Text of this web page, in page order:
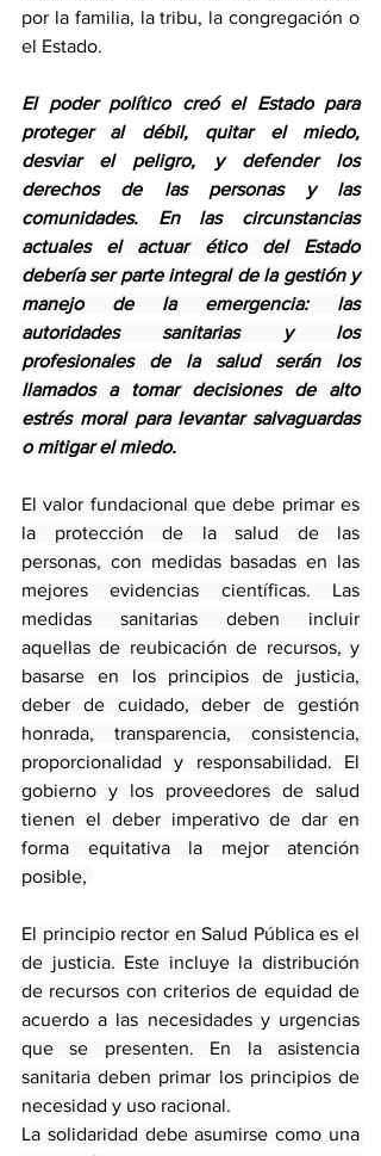
por la familia, la tribu, la congregación o
el Estado.
El poder político creó el Estado para
proteger al débil, quitar el miedo,
desviar el peligro, y defender los
derechos de las personas y las
comunidades. En las circunstancias
actuales el actuar ético del Estado
debería ser parte integral de la gestión y
manejo de la emergencia: las
autoridades sanitarias y los
profesionales de la salud serán los
llamados a tomar decisiones de alto
estrés moral para levantar salvaguardas
o mitigar el miedo.
El valor fundacional que debe primar es
la protección de la salud de las
personas, con medidas basadas en las
mejores evidencias científicas. Las
medidas sanitarias deben incluir
aquellas de reubicación de recursos, y
basarse en los principios de justicia,
deber de cuidado, deber de gestión
honrada, transparencia, consistencia,
proporcionalidad y responsabilidad. El
gobierno y los proveedores de salud
tienen el deber imperativo de dar en
forma equitativa la mejor atención
posible,
El principio rector en Salud Pública es el
de justicia. Este incluye la distribución
de recursos con criterios de equidad de
acuerdo a las necesidades y urgencias
que se presenten. En la asistencia
sanitaria deben primar los principios de
necesidad y uso racional.
La solidaridad debe asumirse como una